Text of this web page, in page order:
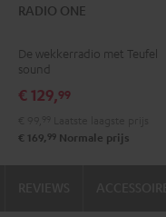
ONE ONE
gray
RADIO ONE
De wekkerradio met Teufel
sound
€ 129,99
€ 169, 99 Normale prijs